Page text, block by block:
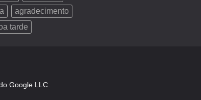
agradecimento
tarde
Google LLC.